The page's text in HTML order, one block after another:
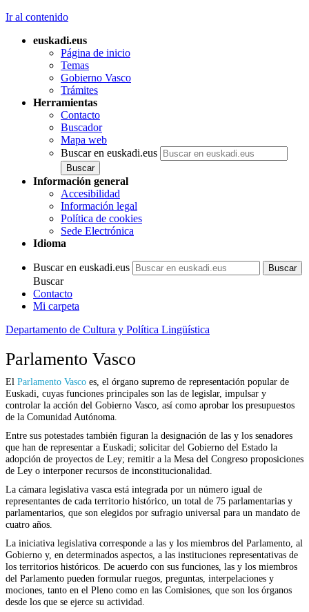
Ir al contenido
euskadi.eus
Página de inicio
Temas
Gobierno Vasco
Trámites
Herramientas
Contacto
Buscador
Mapa web
Buscar en euskadi.eus
Información general
Accesibilidad
Información legal
Política de cookies
Sede Electrónica
Idioma
Buscar en euskadi.eus
Buscar
Contacto
Mi carpeta
Departamento de Cultura y Política Lingüística
Parlamento Vasco
El Parlamento Vasco es, el órgano supremo de representación popular de
Euskadi, cuyas funciones principales son las de legislar, impulsar y
controlar la acción del Gobierno Vasco, así como aprobar los presupuestos
de la Comunidad Autónoma.
Entre sus potestades también figuran la designación de las y los senadores
que han de representar a Euskadi; solicitar del Gobierno del Estado la
adopción de proyectos de Ley; remitir a la Mesa del Congreso proposiciones
de Ley o interponer recursos de inconstitucionalidad.
La cámara legislativa vasca está integrada por un número igual de
representantes de cada territorio histórico, un total de 75 parlamentarias y
parlamentarios, que son elegidos por sufragio universal para un mandato de
cuatro años.
La iniciativa legislativa corresponde a las y los miembros del Parlamento, al
Gobierno y, en determinados aspectos, a las instituciones representativas de
los territorios históricos. De acuerdo con sus funciones, las y los miembros
del Parlamento pueden formular ruegos, preguntas, interpelaciones y
mociones, tanto en el Pleno como en las Comisiones, que son los órganos
desde los que se ejerce su actividad.